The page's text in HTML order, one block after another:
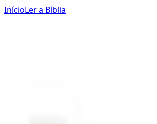
InícioLer a Bíblia